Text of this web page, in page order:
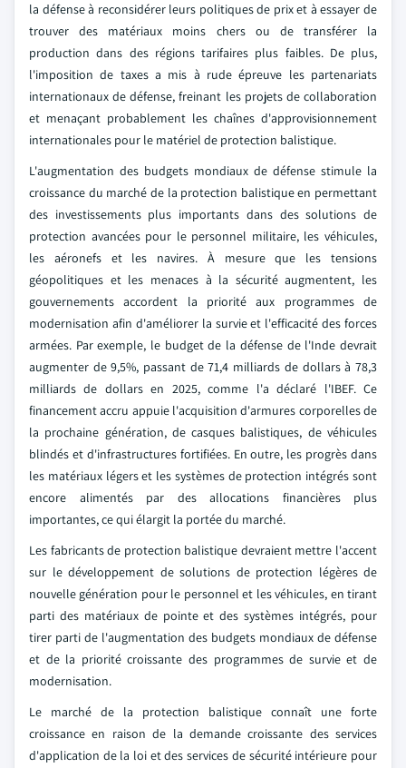
la défense à reconsidérer leurs politiques de prix et à essayer de
trouver des matériaux moins chers ou de transférer la
production dans des régions tarifaires plus faibles. De plus,
l'imposition de taxes a mis à rude épreuve les partenariats
internationaux de défense, freinant les projets de collaboration
et menaçant probablement les chaînes d'approvisionnement
internationales pour le matériel de protection balistique.
L'augmentation des budgets mondiaux de défense stimule la
croissance du marché de la protection balistique en permettant
des investissements plus importants dans des solutions de
protection avancées pour le personnel militaire, les véhicules,
les aéronefs et les navires. À mesure que les tensions
géopolitiques et les menaces à la sécurité augmentent, les
gouvernements accordent la priorité aux programmes de
modernisation afin d'améliorer la survie et l'efficacité des forces
armées. Par exemple, le budget de la défense de l'Inde devrait
augmenter de 9,5%, passant de 71,4 milliards de dollars à 78,3
milliards de dollars en 2025, comme l'a déclaré l'IBEF. Ce
financement accru appuie l'acquisition d'armures corporelles de
la prochaine génération, de casques balistiques, de véhicules
blindés et d'infrastructures fortifiées. En outre, les progrès dans
les matériaux légers et les systèmes de protection intégrés sont
encore alimentés par des allocations financières plus
importantes, ce qui élargit la portée du marché.
Les fabricants de protection balistique devraient mettre l'accent
sur le développement de solutions de protection légères de
nouvelle génération pour le personnel et les véhicules, en tirant
parti des matériaux de pointe et des systèmes intégrés, pour
tirer parti de l'augmentation des budgets mondiaux de défense
et de la priorité croissante des programmes de survie et de
modernisation.
Le marché de la protection balistique connaît une forte
croissance en raison de la demande croissante des services
d'application de la loi et des services de sécurité intérieure pour